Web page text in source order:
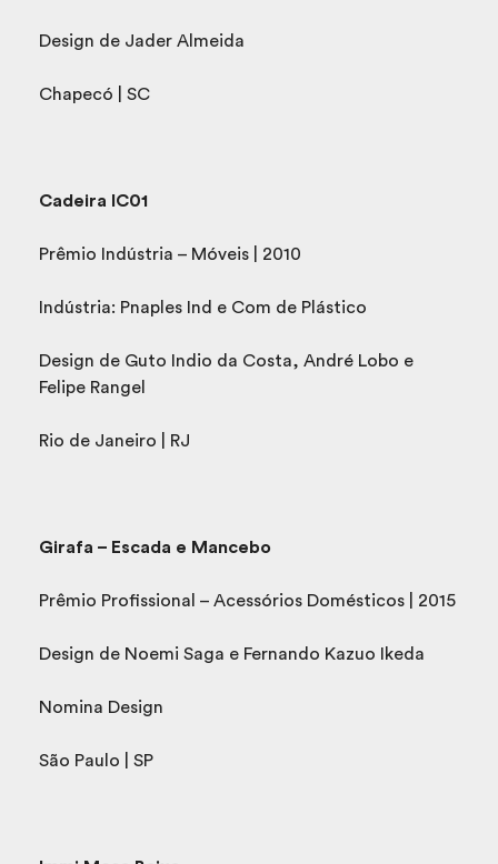
Design de Jader Almeida
Chapecó | SC
Cadeira IC01
Prêmio Indústria – Móveis | 2010
Indústria: Pnaples Ind e Com de Plástico
Design de Guto Indio da Costa, André Lobo e
Felipe Rangel
Rio de Janeiro | RJ
Girafa – Escada e Mancebo
Prêmio Profissional – Acessórios Domésticos | 2015
Design de Noemi Saga e Fernando Kazuo Ikeda
Nomina Design
São Paulo | SP